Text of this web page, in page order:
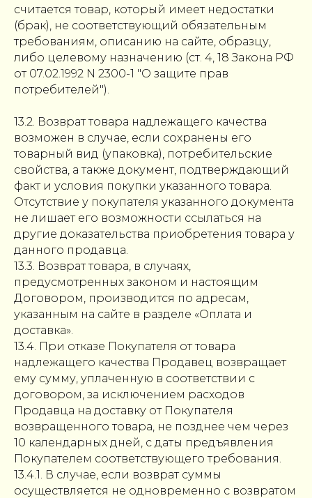
считается товар, который имеет недостатки
(брак), не соответствующий обязательным
требованиям, описанию на сайте, образцу,
либо целевому назначению (ст. 4, 18 Закона РФ
от 07.02.1992 N 2300-1 "О защите прав
потребителей").
13.2. Возврат товара надлежащего качества
возможен в случае, если сохранены его
товарный вид (упаковка), потребительские
свойства, а также документ, подтверждающий
факт и условия покупки указанного товара.
Отсутствие у покупателя указанного документа
не лишает его возможности ссылаться на
другие доказательства приобретения товара у
данного продавца.
13.3. Возврат товара, в случаях,
предусмотренных законом и настоящим
Договором, производится по адресам,
указанным на сайте в разделе «Оплата и
доставка».
13.4. При отказе Покупателя от товара
надлежащего качества Продавец возвращает
ему сумму, уплаченную в соответствии с
договором, за исключением расходов
Продавца на доставку от Покупателя
возвращенного товара, не позднее чем через
10 календарных дней, с даты предъявления
Покупателем соответствующего требования.
13.4.1. В случае, если возврат суммы
осуществляется не одновременно с возвратом